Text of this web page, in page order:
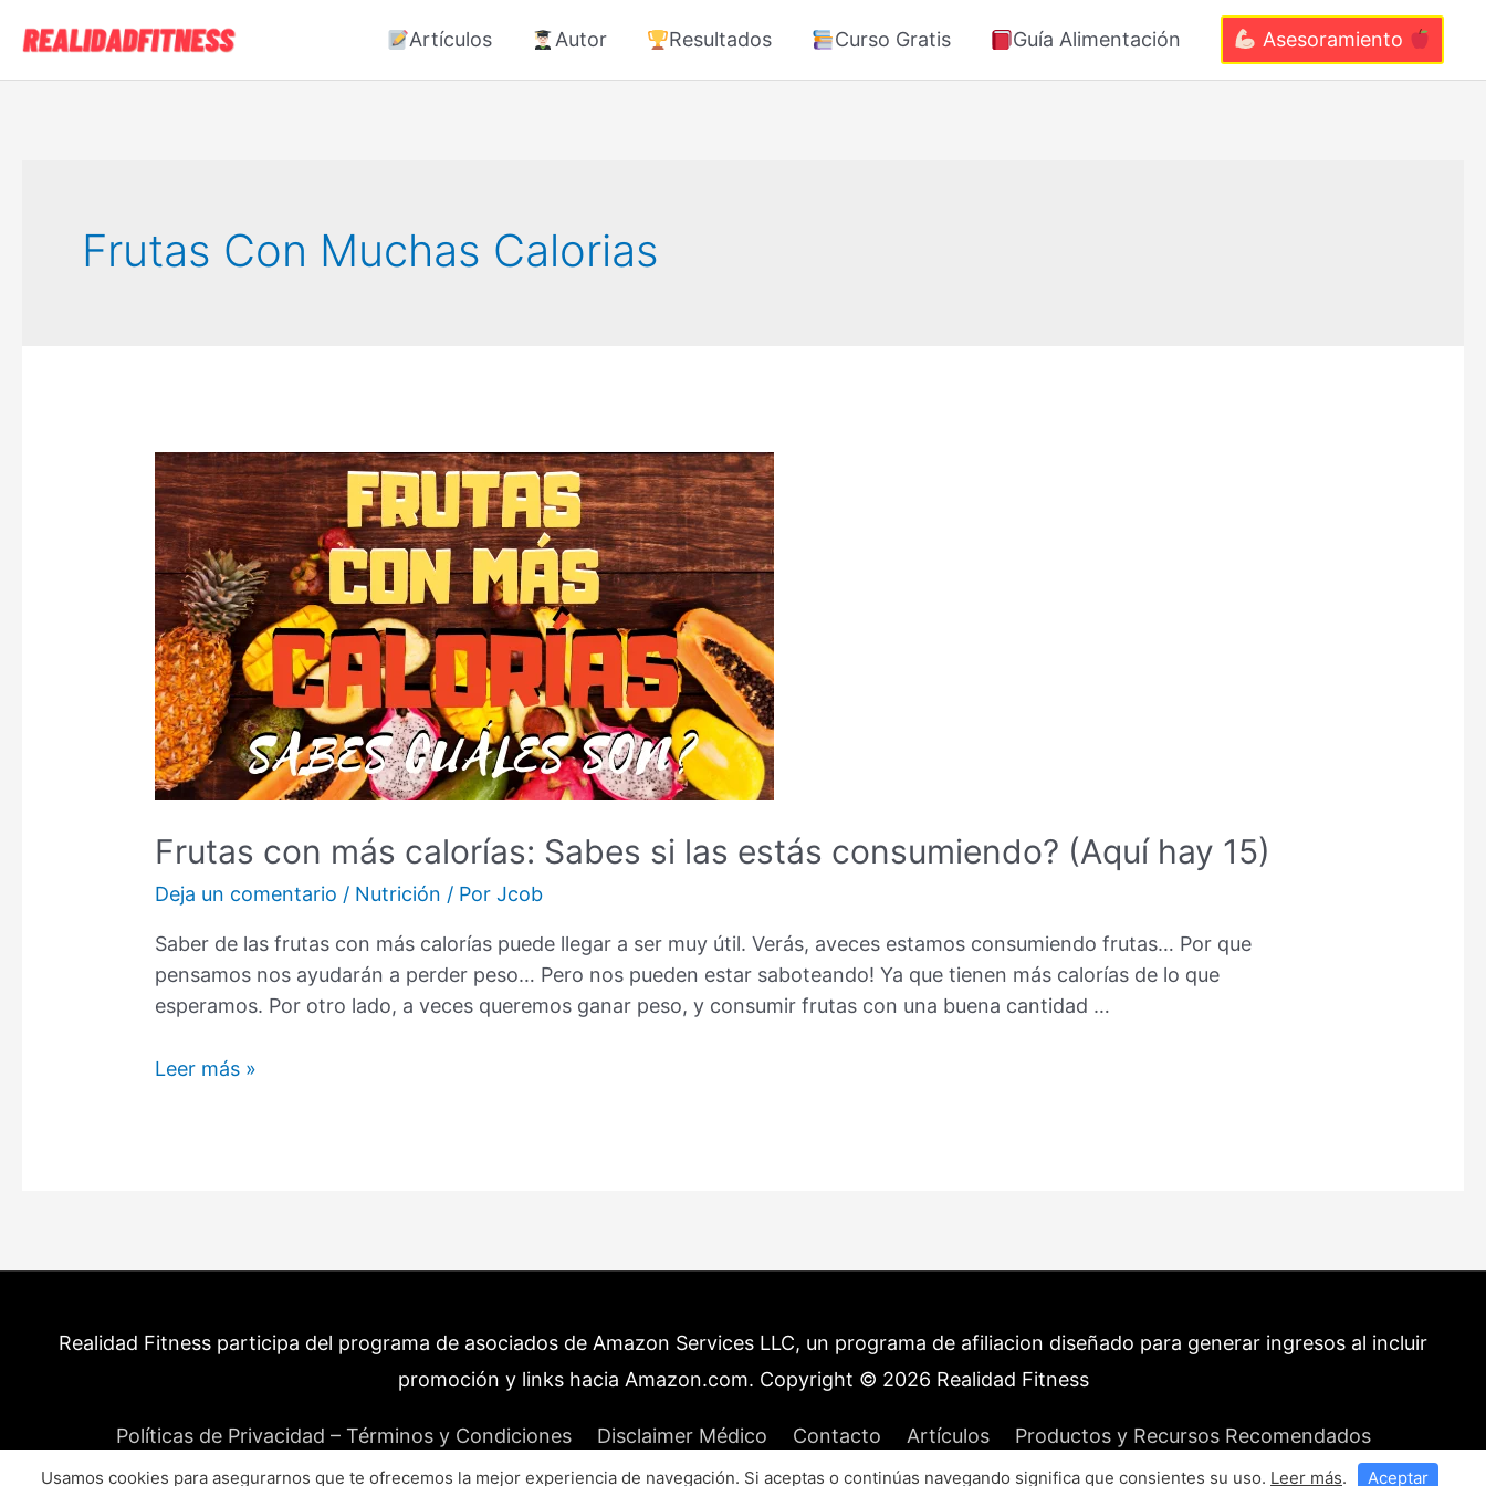
contenido
Artículos Autor Resultados Curso Gratis Guía Alimentación Asesoramiento
Frutas Con Muchas Calorias
Frutas con más calorías: Sabes si las estás consumiendo? (Aquí hay 15)
Deja un comentario / Nutrición / PorJcob
Saber de las frutas con más calorías puede llegar a ser muy útil. Verás, aveces estamos consumiendo frutas… Por que
pensamos nos ayudarán a perder peso… Pero nos pueden estar saboteando! Ya que tienen más calorías de lo que
esperamos. Por otro lado, a veces queremos ganar peso, y consumir frutas con una buena cantidad …
Frutas
(Aquí
Leer más »
Realidad Fitness participa del programa de asociados de Amazon Services LLC, un programa de afiliacion diseñado para generar ingresos al incluir
promoción y links hacia Amazon.com. Copyright © 2026 Realidad Fitness
Políticas de Privacidad – Términos y Condiciones Disclaimer Médico Contacto Artículos Productos y Recursos Recomendados
Usamos cookies para asegurarnos que te ofrecemos la mejor experiencia de navegación. Si aceptas o continúas navegando significa que consientes su uso. Leer más. Aceptar